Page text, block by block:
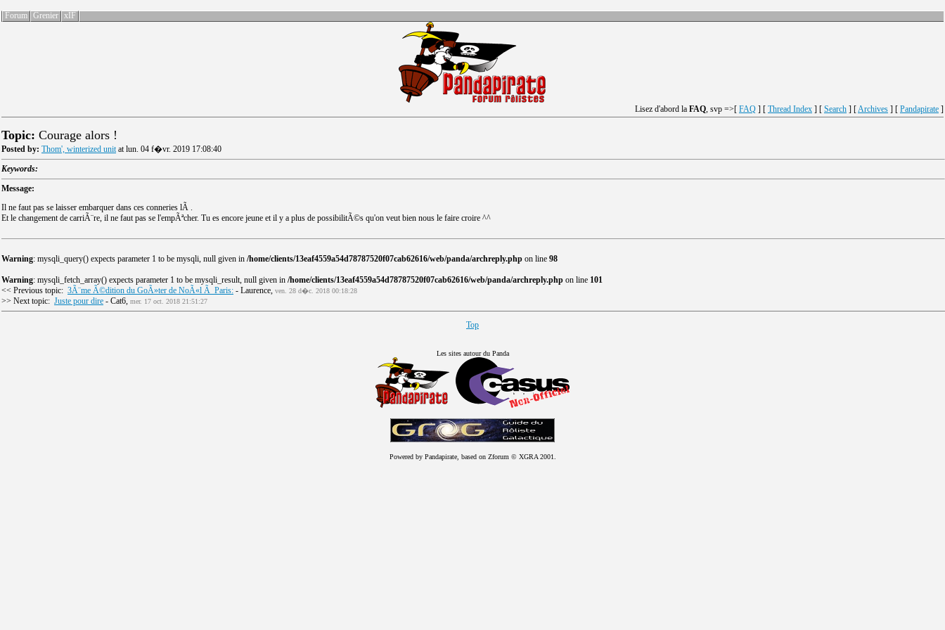
Forum Grenier xIF
Lisez d'abord la FAQ, svp =>[ FAQ ] [ Thread Index ] [ Search ] [Archives ] [ Pandapirate ]
Topic: Courage alors !
Posted by: Thom', winterized unitat lun. 04 f�vr. 2019 17:08:40
Keywords:
Message:
Il ne faut pas se laisser embarquer dans ces conneries lÃ .
Et le changement de carriÃ¨re, il ne faut pas se l'empÃªcher. Tu es encore jeune et il y a plus de possibilitÃ©s qu'on veut bien nous le faire croire ^^
Warning: mysqli_query() expects parameter 1 to be mysqli, null given in /home/clients/13eaf4559a54d78787520f07cab62616/web/panda/archreply.php on line 98
Warning: mysqli_fetch_array() expects parameter 1 to be mysqli_result, null given in /home/clients/13eaf4559a54d78787520f07cab62616/web/panda/archreply.php on line 101
<< Previous topic: 3Ã¨me Ã©dition du GoÃ»ter de NoÃ«l Ã Paris: - Laurence, ven. 28 d�c. 2018 00:18:28
>> Next topic: Juste pour dire - Cat6, mer. 17 oct. 2018 21:51:27
Top
Les sites autour du Panda
Powered by Pandapirate, based on Zforum © XGRA 2001.